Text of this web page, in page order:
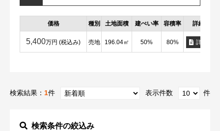
検索条件の絞込み
価格 種別 土地面積 建ぺい率 容積率 詳細
5,400万円 (税込み) 売地 196.04㎡ 50% 80% 詳細
検索結果： 1件 表示件数 件